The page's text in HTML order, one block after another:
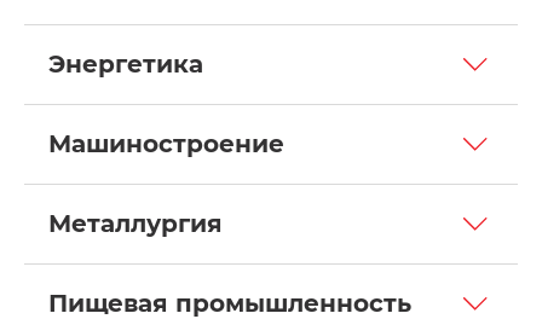
Энергетика
Машиностроение
Металлургия
Пищевая промышленность